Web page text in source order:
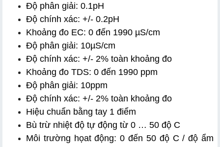
Độ phân giải: 0.1pH
Độ chính xác: +/- 0.2pH
Khoảng đo EC: 0 đến 1990 µS/cm
Độ phân giải: 10µS/cm
Độ chính xác: +/- 2% toàn khoảng đo
Khoảng đo TDS: 0 đến 1990 ppm
Độ phân giải: 10ppm
Độ chính xác: +/- 2% toàn khoảng đo
Hiệu chuẩn bằng tay 1 điểm
Bù trừ nhiệt độ tự động từ 0 … 50 độ C
Môi trường họat động: 0 đến 50 độ C / độ ẩm